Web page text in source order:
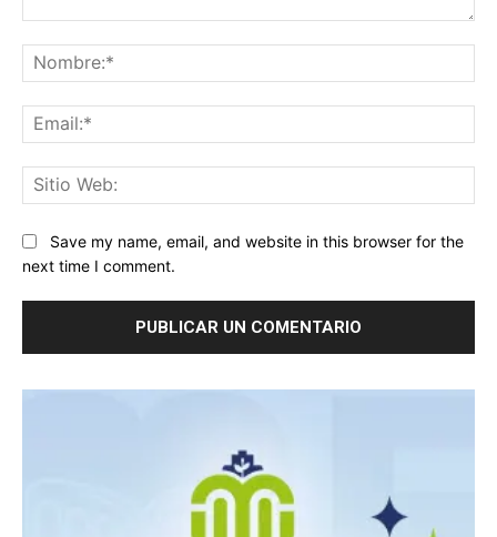
Save my name, email, and website in this browser for the
next time I comment.